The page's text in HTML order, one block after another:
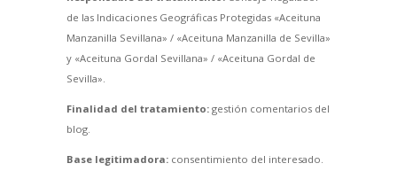
de las Indicaciones Geográficas Protegidas «Aceituna
Manzanilla Sevillana» / «Aceituna Manzanilla de Sevilla»
y «Aceituna Gordal Sevillana» / «Aceituna Gordal de
Sevilla».
Finalidad del tratamiento:gestión comentarios del
blog.
Base legitimadora:consentimiento del interesado.